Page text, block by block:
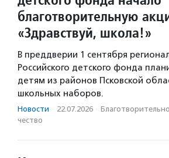
благотворительную
«Здравствуй, школа!»
В преддверии 1 сентября
Российского детского фонда
детям из районов Псковской
школьных наборов.
Новости · 22.07.2026 ·
чест­во